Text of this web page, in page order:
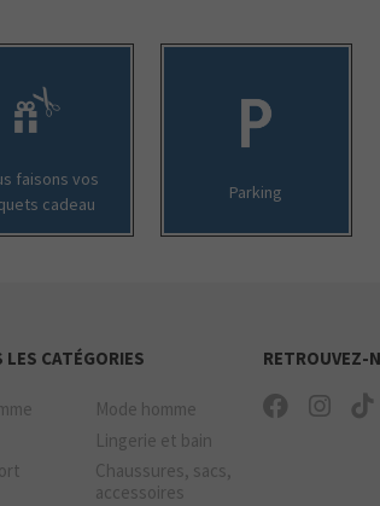
faisons vos
cadeau
Parking
CATÉGORIES
Mode homme
Lingerie et bain
Chaussures, sacs,
accessoires
RETROUVEZ-